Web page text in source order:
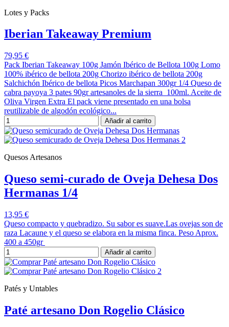
Lotes y Packs
Iberian Takeaway Premium
79,95 €
Pack Iberian Takeaway 100g Jamón Ibérico de Bellota 100g Lomo
100% ibérico de bellota 200g Chorizo ibérico de bellota 200g
Salchichón Ibérico de bellota Picos Marchapan 300gr 1/4 Queso de
cabra payoya 3 pates 90gr artesanoles de la sierra 100ml. Aceite de
Oliva Virgen Extra El pack viene presentado en una bolsa
reutilizable de algodón ecológico...
Añadir al carrito
Quesos Artesanos
Queso semi-curado de Oveja Dehesa Dos
Hermanas 1/4
13,95 €
Queso compacto y quebradizo. Su sabor es suave.Las ovejas son de
raza Lacaune y el queso se elabora en la misma finca. Peso Aprox.
400 a 450gr
Añadir al carrito
Patés y Untables
Paté artesano Don Rogelio Clásico